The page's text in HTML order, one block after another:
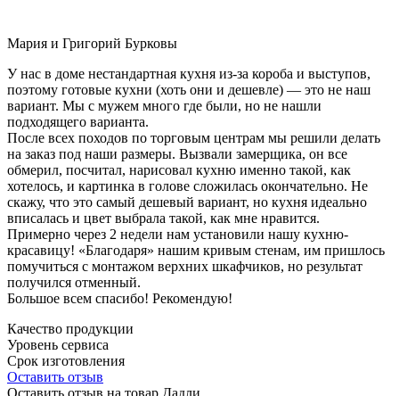
Мария и Григорий Бурковы
У нас в доме нестандартная кухня из-за короба и выступов,
поэтому готовые кухни (хоть они и дешевле) — это не наш
вариант. Мы с мужем много где были, но не нашли
подходящего варианта.
После всех походов по торговым центрам мы решили делать
на заказ под наши размеры. Вызвали замерщика, он все
обмерил, посчитал, нарисовал кухню именно такой, как
хотелось, и картинка в голове сложилась окончательно. Не
скажу, что это самый дешевый вариант, но кухня идеально
вписалась и цвет выбрала такой, как мне нравится.
Примерно через 2 недели нам установили нашу кухню-
красавицу! «Благодаря» нашим кривым стенам, им пришлось
помучиться с монтажом верхних шкафчиков, но результат
получился отменный.
Большое всем спасибо! Рекомендую!
Качество продукции
Уровень сервиса
Срок изготовления
Оставить отзыв
Оставить отзыв на товар Дадли